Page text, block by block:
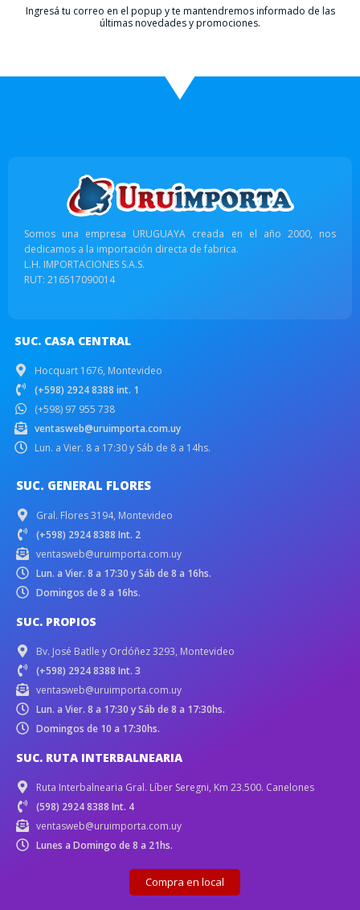
Ingresá tu correo en el popup y te mantendremos informado de las
últimas novedades y promociones.
Somos una empresa URUGUAYA creada en el año 2000, nos
dedicamos a la importación directa de fabrica.
L.H. IMPORTACIONES S.A.S.
RUT: 216517090014
SUC. CASA CENTRAL
Hocquart 1676, Montevideo
(+598) 2924 8388 int. 1
(+598) 97 955 738
ventasweb@uruimporta.com.uy
Lun. a Vier. 8 a 17:30 y Sáb de 8 a 14hs.
SUC. GENERAL FLORES
Gral. Flores 3194, Montevideo
(+598) 2924 8388 Int. 2
ventasweb@uruimporta.com.uy
Lun. a Vier. 8 a 17:30 y Sáb de 8 a 16hs.
Domingos de 8 a 16hs.
SUC. PROPIOS
Bv. José Batlle y Ordóñez 3293, Montevideo
(+598) 2924 8388 Int. 3
ventasweb@uruimporta.com.uy
Lun. a Vier. 8 a 17:30 y Sáb de 8 a 17:30hs.
Domingos de 10 a 17:30hs.
SUC. RUTA INTERBALNEARIA
Ruta Interbalnearia Gral. Líber Seregni, Km 23.500. Canelones
(598) 2924 8388 Int. 4
ventasweb@uruimporta.com.uy
Lunes a Domingo de 8 a 21hs.
Compra en local